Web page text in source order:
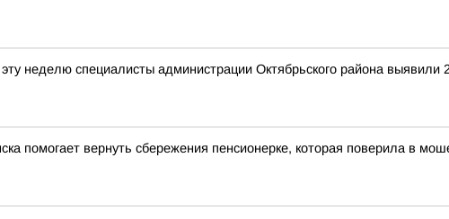
неделю специалисты администрации Октябрьского района выявили
помогает вернуть сбережения пенсионерке, которая поверила в